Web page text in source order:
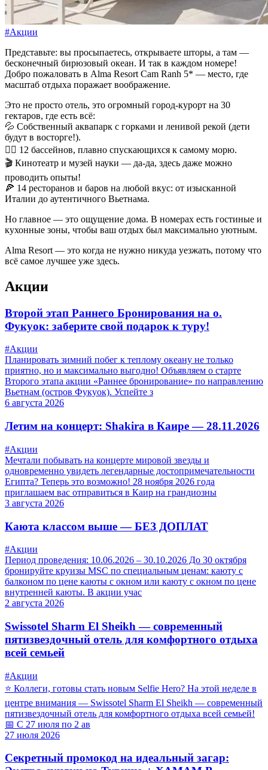
#Акции
Представьте: вы просыпаетесь, открываете шторы, а там —
бесконечный бирюзовый океан. И так в каждом номере!
Добро пожаловать в Alma Resort Cam Ranh 5* — место, где
масштаб отдыха поражает воображение.
Это не просто отель, это огромный город-курорт на 30
гектаров, где есть всё:
💦 Собственный аквапарк с горками и ленивой рекой (дети
будут в восторге!).
🏊‍♂️ 12 бассейнов, плавно спускающихся к самому морю.
🎬 Кинотеатр и музей науки — да-да, здесь даже можно
проводить опыты!
🍕 14 ресторанов и баров на любой вкус: от изысканной
Италии до аутентичного Вьетнама.
Но главное — это ощущение дома. В номерах есть гостиные и
кухонные зоны, чтобы ваш отдых был максимально уютным.
Alma Resort — это когда не нужно никуда уезжать, потому что
всё самое лучшее уже здесь.
Акции
Второй этап Раннего Бронирования на о.
Фукуок: заберите свой подарок к туру!
#Акции
Планировать зимний побег к теплому океану не только
приятно, но и максимально выгодно! Объявляем о старте
Второго этапа акции «Раннее бронирование» по направлению
Вьетнам (остров Фукуок). Успейте з
6 августа 2026
Летим на концерт: Shakira в Каире — 28.11.2026
#Акции
Мечтали побывать на концерте мировой звезды и
одновременно увидеть легендарные достопримечательности
Египта? Теперь это возможно! 28 ноября 2026 года
приглашаем вас отправиться в Каир на грандиозны
3 августа 2026
Каюта классом выше — БЕЗ ДОПЛАТ
#Акции
Период проведения: 10.06.2026 – 30.10.2026 До 30 октября
бронируйте круизы MSC по специальным ценам: каюту с
балконом по цене каюты с окном или каюту с окном по цене
внутренней каюты. В акции учас
2 августа 2026
Swissotel Sharm El Sheikh — современный
пятизвездочный отель для комфортного отдыха
всей семьей
#Акции
⭐ Коллеги, готовы стать новым Selfie Hero? На этой неделе в
центре внимания — Swissotel Sharm El Sheikh — современный
пятизвездочный отель для комфортного отдыха всей семьей!
📅 С 27 июля по 2 ав
27 июля 2026
Секретный промокод на идеальный загар: